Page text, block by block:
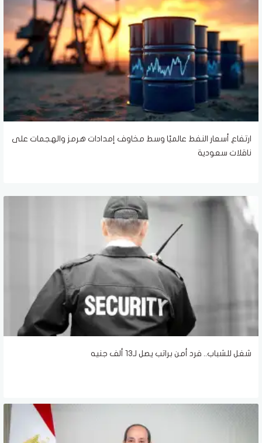
ارتفاع أسعار النفط عالميًا وسط مخاوف إمدادات هرمز والهجمات على
ناقلات سعودية
شغل للشباب.. فرد أمن براتب يصل لـ13 ألف جنيه